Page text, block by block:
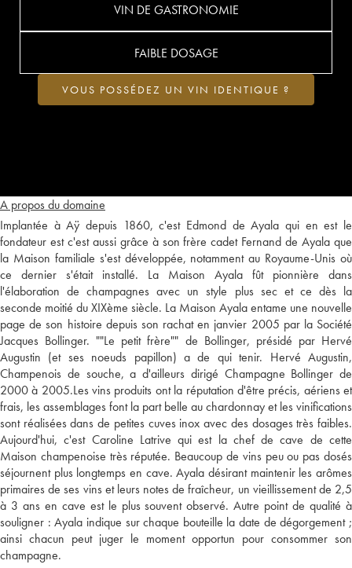
A propos du domaine
Implantée à Aÿ depuis 1860, c'est Edmond de Ayala qui en est le
fondateur est c'est aussi grâce à son frère cadet Fernand de Ayala que
la Maison familiale s'est développée, notamment au Royaume-Unis où
ce dernier s'était installé. La Maison Ayala fût pionnière dans
l'élaboration de champagnes avec un style plus sec et ce dès la
seconde moitié du XIXème siècle. La Maison Ayala entame une nouvelle
page de son histoire depuis son rachat en janvier 2005 par la Société
Jacques Bollinger. ""Le petit frère"" de Bollinger, présidé par Hervé
Augustin (et ses noeuds papillon) a de qui tenir. Hervé Augustin,
Champenois de souche, a d'ailleurs dirigé Champagne Bollinger de
2000 à 2005.Les vins produits ont la réputation d'être précis, aériens et
frais, les assemblages font la part belle au chardonnay et les vinifications
sont réalisées dans de petites cuves inox avec des dosages très faibles.
Aujourd'hui, c'est Caroline Latrive qui est la chef de cave de cette
Maison champenoise très réputée. Beaucoup de vins peu ou pas dosés
séjournent plus longtemps en cave. Ayala désirant maintenir les arômes
primaires de ses vins et leurs notes de fraîcheur, un vieillissement de 2,5
à 3 ans en cave est le plus souvent observé. Autre point de qualité à
souligner : Ayala indique sur chaque bouteille la date de dégorgement ;
ainsi chacun peut juger le moment opportun pour consommer son
champagne.
VIN DE GASTRONOMIE
FAIBLE DOSAGE
VOUS POSSÉDEZ UN VIN IDENTIQUE ?